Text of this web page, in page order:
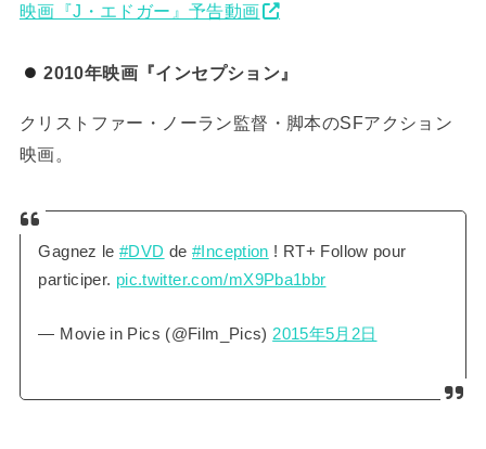
映画『J・エドガー』予告動画
2010年映画『インセプション』
クリストファー・ノーラン監督・脚本のSFアクション
映画。
Gagnez le#DVD de#Inception ! RT+ Follow pour
participer. pic.twitter.com/mX9Pba1bbr
— Movie in Pics (@Film_Pics) 2015年5月2日